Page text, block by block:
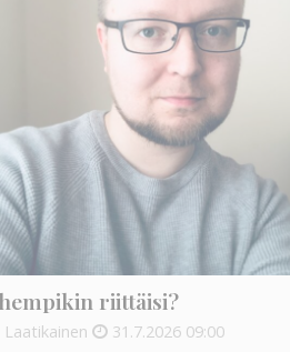
riittäisi?
Laatikainen 31.7.2026 09:00